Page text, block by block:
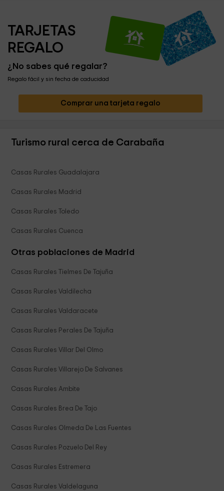
TARJETAS
REGALO
¿No sabes qué regalar?
Regalo fácil y sin fecha de caducidad
Comprar una tarjeta regalo
Turismo rural cerca de Carabaña
Casas Rurales Guadalajara
Casas Rurales Madrid
Casas Rurales Toledo
Casas Rurales Cuenca
Otras poblaciones de Madrid
Casas Rurales Tielmes De Tajuña
Casas Rurales Valdilecha
Casas Rurales Valdaracete
Casas Rurales Perales De Tajuña
Casas Rurales Villar Del Olmo
Casas Rurales Villarejo De Salvanes
Casas Rurales Ambite
Casas Rurales Brea De Tajo
Casas Rurales Olmeda De Las Fuentes
Casas Rurales Pozuelo Del Rey
Casas Rurales Estremera
Casas Rurales Valdelaguna